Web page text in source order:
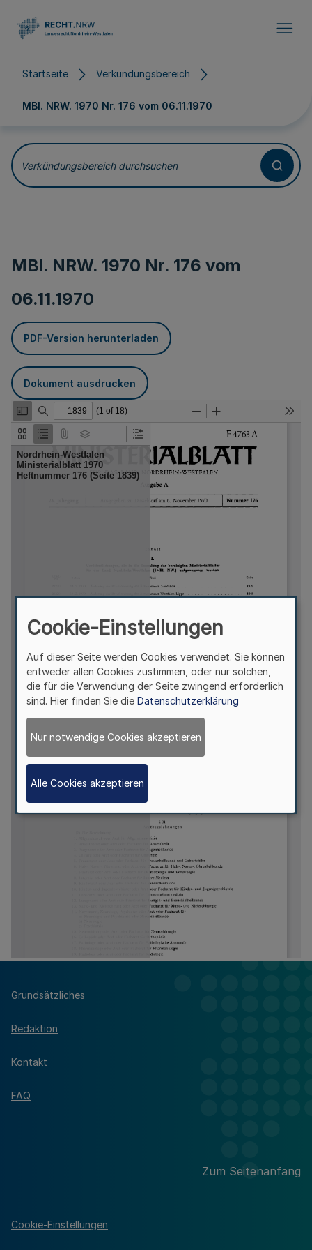
Startseite Verkündungsbereich
MBl. NRW. 1970 Nr. 176 vom 06.11.1970
Verkündungsbereich durchsuchen
MBl. NRW. 1970 Nr. 176 vom
06.11.1970
PDF-Version herunterladen
Dokument ausdrucken
Grundsätzliches
Redaktion
Kontakt
FAQ
Zum Seitenanfang
Cookie-Einstellungen
Cookie-Einstellungen
Auf dieser Seite werden Cookies verwendet. Sie können
entweder allen Cookies zustimmen, oder nur solchen,
die für die Verwendung der Seite zwingend erforderlich
sind. Hier finden Sie die Datenschutzerklärung
Nur notwendige Cookies akzeptieren
Alle Cookies akzeptieren